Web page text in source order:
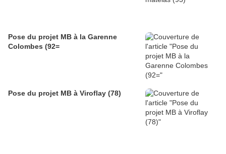
Pose du projet MB à la Garenne
Colombes (92=
Pose du projet MB à Viroflay (78)